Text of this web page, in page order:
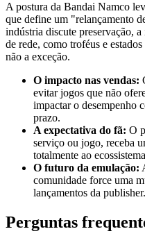
A postura da Bandai Namco
que define um "relançamento
indústria discute preservação,
de rede, como troféus e
não a exceção.
O impacto nas vendas:
evitar jogos que não
impactar o desempenho
prazo.
A expectativa do fã: O
serviço ou jogo, receba
totalmente ao
O futuro da emulação:
comunidade force uma
lançamentos da publisher.
Perguntas